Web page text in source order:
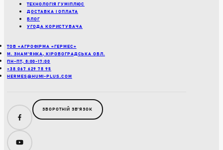
ТЕХНОЛОГІЯ ГУМІПЛЮС
ДОСТАВКА І ОПЛАТА
БЛОГ
УГОДА КОРИСТУВАЧА
ТОВ «АГРОФІРМА «ГЕРМЕС»
М. ЗНАМ’ЯНКА, КІРОВОГРАДСЬКА ОБЛ.
ПН-ПТ, 8:00-17:00
+38 067 629 78 95
HERMES@HUMI-PLUS.COM
Facebook
YouTube
ЗВОРОТНІЙ ЗВʼЯЗОК